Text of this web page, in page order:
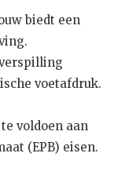
biedt een
voetafdruk.
voldoen aan
(EPB) eisen.